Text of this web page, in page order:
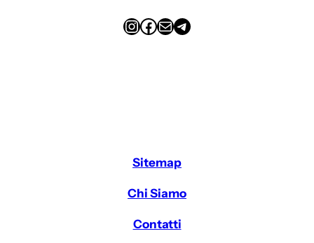
InstagramFacebook Email Telegram
Sitemap
Chi Siamo
Contatti